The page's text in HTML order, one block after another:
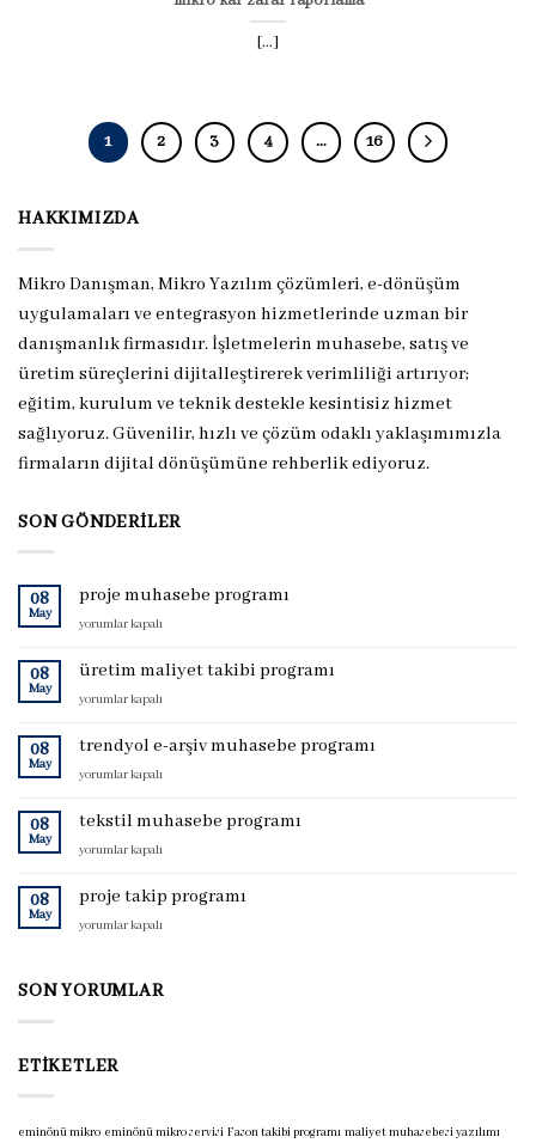
[...]
1 2 3 4 … 16
HAKKIMIZDA
Mikro Danışman, Mikro Yazılım çözümleri, e-dönüşüm
uygulamaları ve entegrasyon hizmetlerinde uzman bir
danışmanlık firmasıdır. İşletmelerin muhasebe, satış ve
üretim süreçlerini dijitalleştirerek verimliliği artırıyor;
eğitim, kurulum ve teknik destekle kesintisiz hizmet
sağlıyoruz. Güvenilir, hızlı ve çözüm odaklı yaklaşımımızla
firmaların dijital dönüşümüne rehberlik ediyoruz.
SON GÖNDERILER
08
May
proje muhasebe programı
proje
programı
yorumlar kapalı
08
May
üretim maliyet takibi programı
üretim
takibi
için
yorumlar kapalı
08
May
trendyol e-arşiv muhasebe programı
trendyol
arşiv
programı
yorumlar kapalı
08
May
tekstil muhasebe programı
tekstil
programı
yorumlar kapalı
08
May
proje takip programı
proje
için
yorumlar kapalı
SON YORUMLAR
ETIKETLER
eminönü mikro eminönü mikro servisi Fason takibi programı maliyet muhasebesi yazılımı